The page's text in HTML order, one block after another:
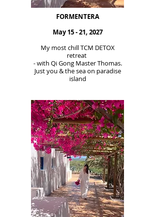
FORMENTERA
May 15 - 21, 2027
My most chill TCM DETOX
retreat
- with Qi Gong Master Thomas.
Just you & the sea on paradise
island